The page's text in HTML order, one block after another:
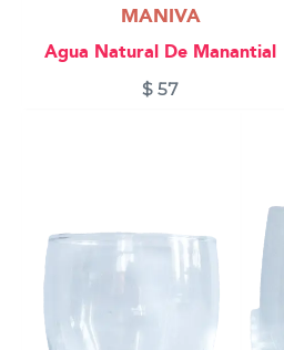
MANIVA
Agua Natural De Manantial
$ 57